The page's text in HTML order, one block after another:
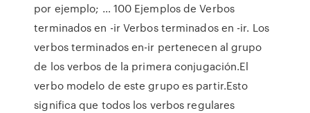
por ejemplo; … 100 Ejemplos de Verbos
terminados en -ir Verbos terminados en -ir. Los
verbos terminados en-ir pertenecen al grupo
de los verbos de la primera conjugación.El
verbo modelo de este grupo es partir.Esto
significa que todos los verbos regulares